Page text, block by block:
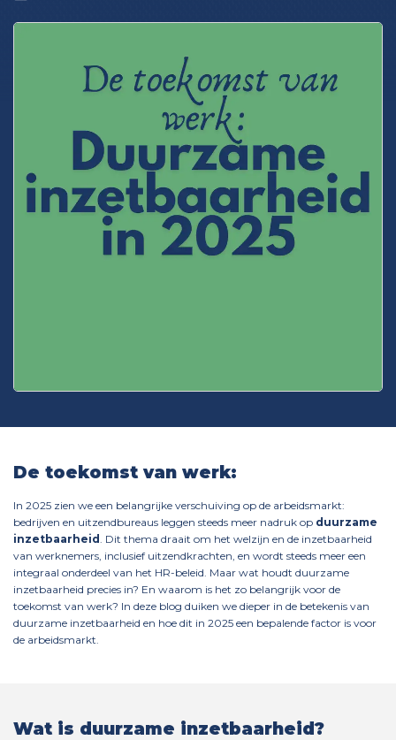
De toekomst van werk:
In 2025 zien we een belangrijke verschuiving op de arbeidsmarkt:
bedrijven en uitzendbureaus leggen steeds meer nadruk op duurzame
inzetbaarheid . Dit thema draait om het welzijn en de inzetbaarheid
van werknemers, inclusief uitzendkrachten, en wordt steeds meer een
integraal onderdeel van het HR-beleid. Maar wat houdt duurzame
inzetbaarheid precies in? En waarom is het zo belangrijk voor de
toekomst van werk? In deze blog duiken we dieper in de betekenis van
duurzame inzetbaarheid en hoe dit in 2025 een bepalende factor is voor
de arbeidsmarkt.
Wat is duurzame inzetbaarheid?